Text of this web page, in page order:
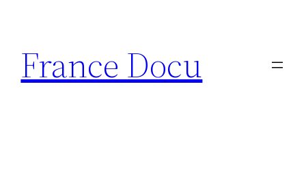
contenu
France Docu